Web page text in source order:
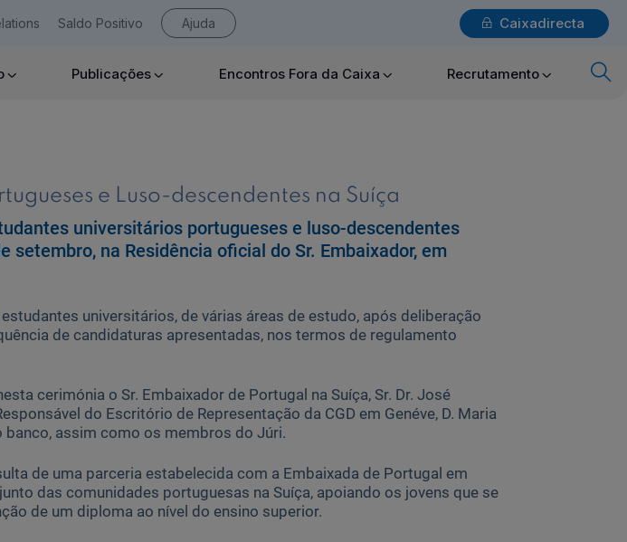
Saldo Positivo Ajuda Caixadirecta
Login
x
Ajuda Particulares
Saiba mais sobre a Chave Móvel Digital
Publicações Encontros Fora da Caixa Recrutamento
e Luso-descendentes na Suíça
universitários portugueses e luso-descendentes
setembro, na Residência oficial do Sr. Embaixador, em
universitários, de várias áreas de estudo, após deliberação
de candidaturas apresentadas, nos termos de regulamento
cerimónia o Sr. Embaixador de Portugal na Suíça, Sr. Dr. José
do Escritório de Representação da CGD em Genéve, D. Maria
assim como os membros do Júri.
de uma parceria estabelecida com a Embaixada de Portugal em
das comunidades portuguesas na Suíça, apoiando os jovens que se
de um diploma ao nível do ensino superior.